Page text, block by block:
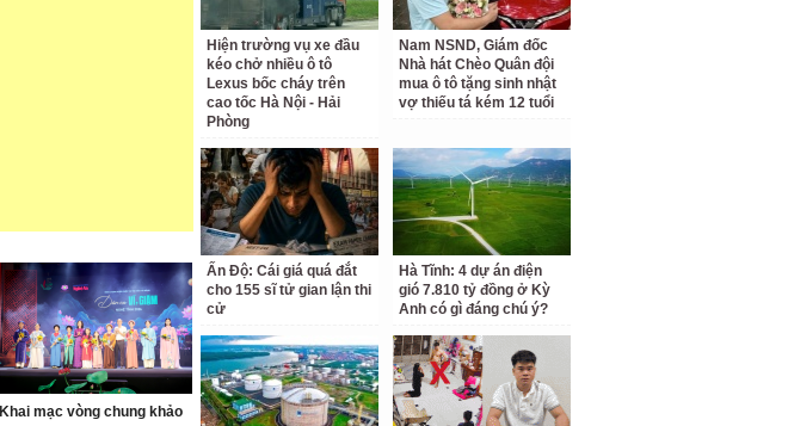
Khai mạc vòng chung khảo
Hiện trường vụ xe đầu
kéo chở nhiều ô tô
Lexus bốc cháy trên
cao tốc Hà Nội - Hải
Phòng
Nam NSND, Giám đốc
Nhà hát Chèo Quân đội
mua ô tô tặng sinh nhật
vợ thiếu tá kém 12 tuổi
Ấn Độ: Cái giá quá đắt
cho 155 sĩ tử gian lận thi
cử
Hà Tĩnh: 4 dự án điện
gió 7.810 tỷ đồng ở Kỳ
Anh có gì đáng chú ý?